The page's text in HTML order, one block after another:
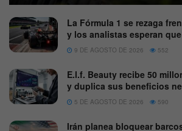
La Fórmula 1 se rezaga
y los analistas esperan
9 DE AGOSTO DE 2026 552
E.l.f. Beauty recibe 50
y duplica sus beneficios
5 DE AGOSTO DE 2026 590
Irán planea bloquear